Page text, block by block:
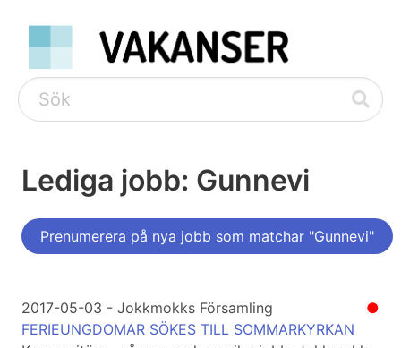
Lediga jobb: Gunnevi
Prenumerera på nya jobb som matchar "Gunnevi"
●
2017-05-03 - Jokkmokks Församling
FERIEUNGDOMAR SÖKES TILL SOMMARKYRKAN